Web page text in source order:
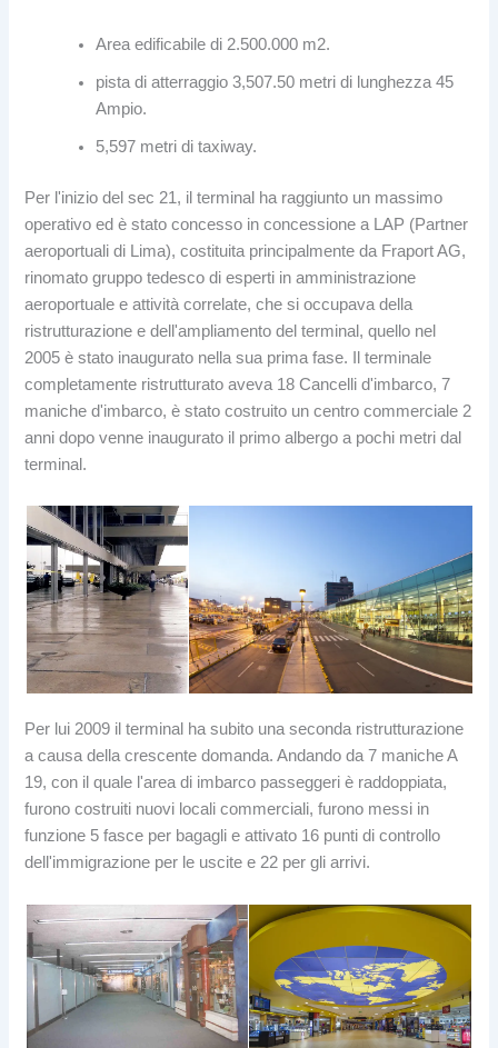
Area edificabile di 2.500.000 m2.
pista di atterraggio 3,507.50 metri di lunghezza 45
Ampio.
5,597 metri di taxiway.
Per l'inizio del sec 21, il terminal ha raggiunto un massimo
operativo ed è stato concesso in concessione a LAP (Partner
aeroportuali di Lima), costituita principalmente da Fraport AG,
rinomato gruppo tedesco di esperti in amministrazione
aeroportuale e attività correlate, che si occupava della
ristrutturazione e dell'ampliamento del terminal, quello nel
2005 è stato inaugurato nella sua prima fase. Il terminale
completamente ristrutturato aveva 18 Cancelli d'imbarco, 7
maniche d'imbarco, è stato costruito un centro commerciale 2
anni dopo venne inaugurato il primo albergo a pochi metri dal
terminal.
Per lui 2009 il terminal ha subito una seconda ristrutturazione
a causa della crescente domanda. Andando da 7 maniche A
19, con il quale l'area di imbarco passeggeri è raddoppiata,
furono costruiti nuovi locali commerciali, furono messi in
funzione 5 fasce per bagagli e attivato 16 punti di controllo
dell'immigrazione per le uscite e 22 per gli arrivi.